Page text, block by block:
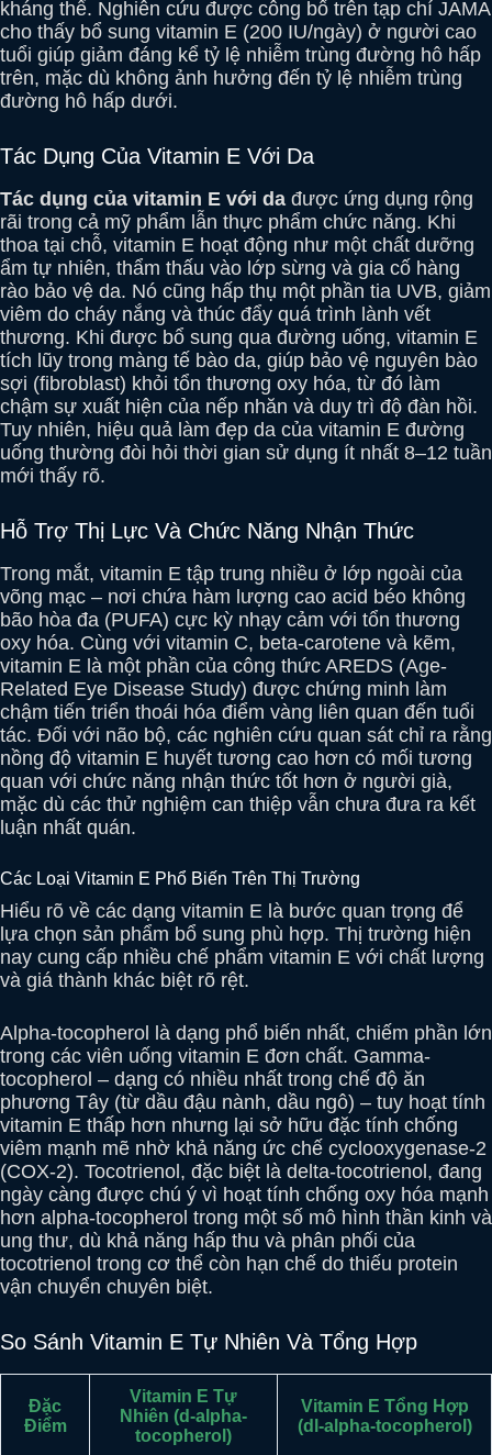
kháng thể. Nghiên cứu được công bố trên tạp chí JAMA
cho thấy bổ sung vitamin E (200 IU/ngày) ở người cao
tuổi giúp giảm đáng kể tỷ lệ nhiễm trùng đường hô hấp
trên, mặc dù không ảnh hưởng đến tỷ lệ nhiễm trùng
đường hô hấp dưới.
Tác Dụng Của Vitamin E Với Da
Tác dụng của vitamin E với da được ứng dụng rộng
rãi trong cả mỹ phẩm lẫn thực phẩm chức năng. Khi
thoa tại chỗ, vitamin E hoạt động như một chất dưỡng
ẩm tự nhiên, thẩm thấu vào lớp sừng và gia cố hàng
rào bảo vệ da. Nó cũng hấp thụ một phần tia UVB, giảm
viêm do cháy nắng và thúc đẩy quá trình lành vết
thương. Khi được bổ sung qua đường uống, vitamin E
tích lũy trong màng tế bào da, giúp bảo vệ nguyên bào
sợi (fibroblast) khỏi tổn thương oxy hóa, từ đó làm
chậm sự xuất hiện của nếp nhăn và duy trì độ đàn hồi.
Tuy nhiên, hiệu quả làm đẹp da của vitamin E đường
uống thường đòi hỏi thời gian sử dụng ít nhất 8–12 tuần
mới thấy rõ.
Hỗ Trợ Thị Lực Và Chức Năng Nhận Thức
Trong mắt, vitamin E tập trung nhiều ở lớp ngoài của
võng mạc – nơi chứa hàm lượng cao acid béo không
bão hòa đa (PUFA) cực kỳ nhạy cảm với tổn thương
oxy hóa. Cùng với vitamin C, beta-carotene và kẽm,
vitamin E là một phần của công thức AREDS (Age-
Related Eye Disease Study) được chứng minh làm
chậm tiến triển thoái hóa điểm vàng liên quan đến tuổi
tác. Đối với não bộ, các nghiên cứu quan sát chỉ ra rằng
nồng độ vitamin E huyết tương cao hơn có mối tương
quan với chức năng nhận thức tốt hơn ở người già,
mặc dù các thử nghiệm can thiệp vẫn chưa đưa ra kết
luận nhất quán.
Các Loại Vitamin E Phổ Biến Trên Thị Trường
Hiểu rõ về các dạng vitamin E là bước quan trọng để
lựa chọn sản phẩm bổ sung phù hợp. Thị trường hiện
nay cung cấp nhiều chế phẩm vitamin E với chất lượng
và giá thành khác biệt rõ rệt.
Alpha-tocopherol là dạng phổ biến nhất, chiếm phần lớn
trong các viên uống vitamin E đơn chất. Gamma-
tocopherol – dạng có nhiều nhất trong chế độ ăn
phương Tây (từ dầu đậu nành, dầu ngô) – tuy hoạt tính
vitamin E thấp hơn nhưng lại sở hữu đặc tính chống
viêm mạnh mẽ nhờ khả năng ức chế cyclooxygenase-2
(COX-2). Tocotrienol, đặc biệt là delta-tocotrienol, đang
ngày càng được chú ý vì hoạt tính chống oxy hóa mạnh
hơn alpha-tocopherol trong một số mô hình thần kinh và
ung thư, dù khả năng hấp thu và phân phối của
tocotrienol trong cơ thể còn hạn chế do thiếu protein
vận chuyển chuyên biệt.
So Sánh Vitamin E Tự Nhiên Và Tổng Hợp
Đặc
Điểm
Vitamin E Tự
Nhiên (d-alpha-
tocopherol)
Vitamin E Tổng Hợp
(dl-alpha-tocopherol)